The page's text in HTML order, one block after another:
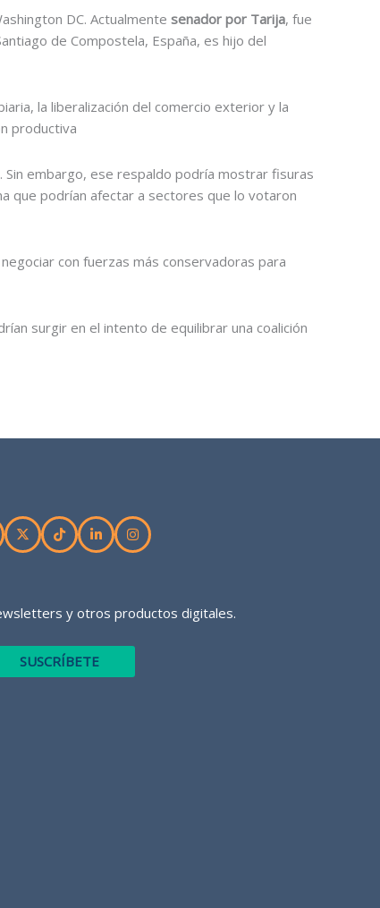
DC. Actualmente senador por Tarija, fue
de Compostela, España, es hijo del
la liberalización del comercio exterior y la
productiva
embargo, ese respaldo podría mostrar fisuras
que podrían afectar a sectores que lo votaron
con fuerzas más conservadoras para
surgir en el intento de equilibrar una coalición
y otros productos digitales.
SUSCRÍBETE